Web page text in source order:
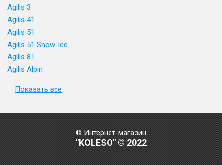
Agilis 3
Agilis 41
Agilis 51
Agilis 51 Snow-Ice
Agilis 81
Agilis Alpin
Показать все
© Интернет-магазин
"KOLESO" © 2022